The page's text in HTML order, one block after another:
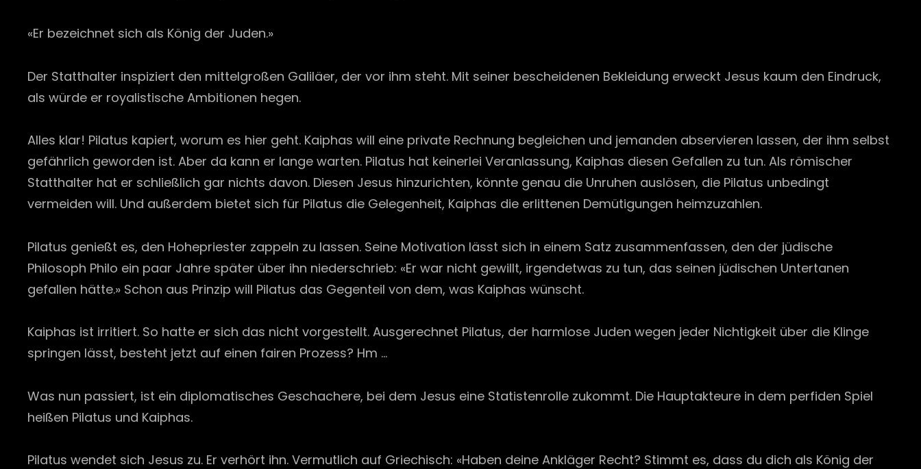
«Er bezeichnet sich als König der Juden.»
Der Statthalter inspiziert den mittelgroßen Galiläer, der vor ihm steht. Mit seiner bescheidenen Bekleidung erweckt Jesus kaum den Eindruck,
als würde er royalistische Ambitionen hegen.
Alles klar! Pilatus kapiert, worum es hier geht. Kaiphas will eine private Rechnung begleichen und jemanden abservieren lassen, der ihm selbst
gefährlich geworden ist. Aber da kann er lange warten. Pilatus hat keinerlei Veranlassung, Kaiphas diesen Gefallen zu tun. Als römischer
Statthalter hat er schließlich gar nichts davon. Diesen Jesus hinzurichten, könnte genau die Unruhen auslösen, die Pilatus unbedingt
vermeiden will. Und außerdem bietet sich für Pilatus die Gelegenheit, Kaiphas die erlittenen Demütigungen heimzuzahlen.
Pilatus genießt es, den Hohepriester zappeln zu lassen. Seine Motivation lässt sich in einem Satz zusammenfassen, den der jüdische
Philosoph Philo ein paar Jahre später über ihn niederschrieb: «Er war nicht gewillt, irgendetwas zu tun, das seinen jüdischen Untertanen
gefallen hätte.» Schon aus Prinzip will Pilatus das Gegenteil von dem, was Kaiphas wünscht.
Kaiphas ist irritiert. So hatte er sich das nicht vorgestellt. Ausgerechnet Pilatus, der harmlose Juden wegen jeder Nichtigkeit über die Klinge
springen lässt, besteht jetzt auf einen fairen Prozess? Hm …
Was nun passiert, ist ein diplomatisches Geschachere, bei dem Jesus eine Statistenrolle zukommt. Die Hauptakteure in dem perfiden Spiel
heißen Pilatus und Kaiphas.
Pilatus wendet sich Jesus zu. Er verhört ihn. Vermutlich auf Griechisch: «Haben deine Ankläger Recht? Stimmt es, dass du dich als König der